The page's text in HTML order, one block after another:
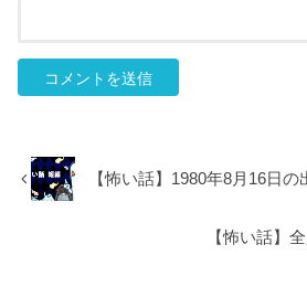
【怖い話】1980年8月16日の
【怖い話】